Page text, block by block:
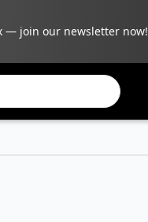
— join our newsletter now!